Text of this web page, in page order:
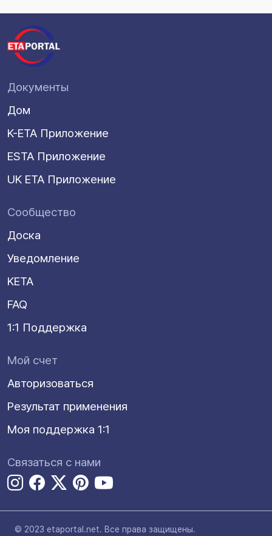
Документы
Дом
K-ETA Приложение
ESTA Приложение
UK ETA Приложение
Сообщество
Доска
Уведомление
KETA
FAQ
1:1 Поддержка
Мой счет
Авторизоваться
Результат применения
Моя поддержка 1:1
Связаться с нами
© 2023 etaportal.net. Все права защищены.